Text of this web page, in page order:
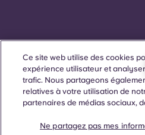
Lorsque des termes désignant un
apparaissent sur ce site web, ils
Ce site web utilise des cookies
expérience utilisateur et
trafic. Nous partageons
relatives à votre utilisation de
partenaires de médias sociaux,
Ne partagez pas mes